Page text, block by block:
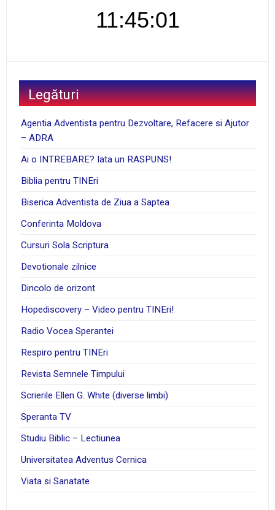
11:45:02
Legături
Agentia Adventista pentru Dezvoltare, Refacere si Ajutor
– ADRA
Ai o INTREBARE? Iata un RASPUNS!
Biblia pentru TINEri
Biserica Adventista de Ziua a Saptea
Conferinta Moldova
Cursuri Sola Scriptura
Devotionale zilnice
Dincolo de orizont
Hopediscovery – Video pentru TINEri!
Radio Vocea Sperantei
Respiro pentru TINEri
Revista Semnele Timpului
Scrierile Ellen G. White (diverse limbi)
Speranta TV
Studiu Biblic – Lectiunea
Universitatea Adventus Cernica
Viata si Sanatate